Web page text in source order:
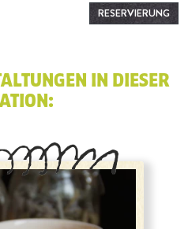
RESERVIERUNG
IN DIESER